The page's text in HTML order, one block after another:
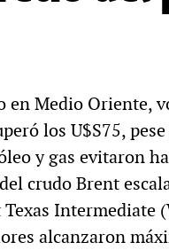
en Medio Oriente,
los U$S75,
y gas evitaron
crudo Brent
Intermediate
alcanzaron